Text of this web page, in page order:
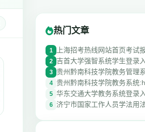
热门文章
1 上海招考热线网站首页考试
2 吉首大学强智系统学生登录
3 贵州黔南科技学院教务管理
4 贵州黔南科技学院教务系统
5 华东交通大学教务系统登录
6 济宁市国家工作人员学法用